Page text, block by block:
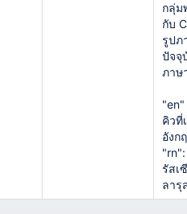
กลุ่ม
กับ
รูปภ
ปัจจุ
ภาษ
คิวที่
อังก
รัสเ
ลารุ